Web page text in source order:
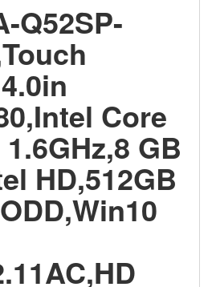
Q52SP-
Core
GB
HD,512GB